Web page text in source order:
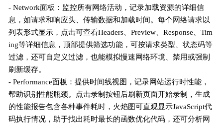
- Network面板：监控所有网络活动，记录加载资源的详细信
息，如请求和响应头、传输数据和加载时间。每个网络请求以
列表形式显示，点击可查看Headers、Preview、Response、Tim
ing等详细信息，顶部提供筛选功能，可按请求类型、状态码等
过滤，还可自定义过滤，也能模拟慢速网络环境、禁用或强制
刷新缓存。
- Performance面板：提供时间线视图，记录网站运行时性能，
帮助识别性能瓶颈。点击录制按钮后刷新页面开始录制，生成
的性能报告包含各种事件耗时，火焰图可直观显示JavaScript代
码执行情况，助于找出耗时最长的函数优化代码，还可分析网